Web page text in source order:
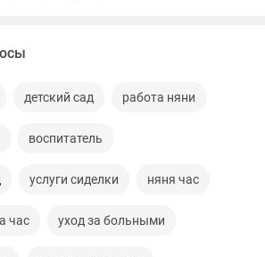
детский сад работа няни
воспитатель
услуги сиделки няня час
час уход за больными